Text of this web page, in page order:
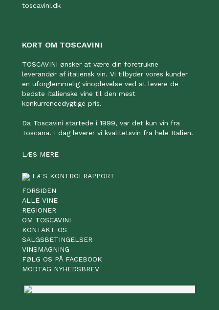
toscavini.dk
KORT OM TOSCAVINI
TOSCAVINI ønsker at være din foretrukne
leverandør af italiensk vin. Vi tilbyder vores kunder
en uforglemmelig vinoplevelse ved at levere de
bedste italienske vine til den mest
konkurrencedygtige pris.
Da Toscavini startede i 1999, var det kun vin fra
Toscana. I dag leverer vi kvalitetsvin fra hele Italien.
LÆS MERE
LÆS KONTROLRAPPORT
FORSIDEN
ALLE VINE
REGIONER
OM TOSCAVINI
KONTAKT OS
SALGSBETINGELSER
VINSMAGNING
FØLG OS PÅ FACEBOOK
MODTAG NYHEDSBREV